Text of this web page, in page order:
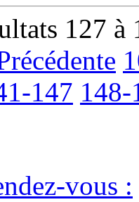
127 à
147 148-
vous :